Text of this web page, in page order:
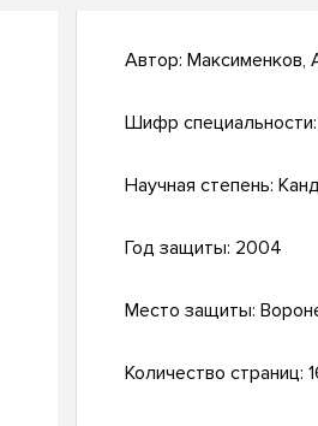
Автор: Максименков,
Шифр специальности:
Научная степень:
Год защиты: 2004
Место защиты:
Количество страниц: